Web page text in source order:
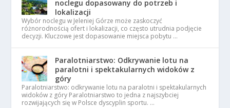
noclegu dopasowany do potrzeb i
lokalizacji
Wybór noclegu w Jeleniej Górze może zaskoczyć
różnorodnością ofert i lokalizacji, co często utrudnia podjęcie
decyzji. Kluczowe jest dopasowanie miejsca pobytu …
Paralotniarstwo: Odkrywanie lotu na
paralotni i spektakularnych widoków z
góry
Paralotniarstwo: odkrywanie lotu na paralotni i spektakularnych
widoków z góry Paralotniarstwo to jedna z najszybciej
rozwijających się w Polsce dyscyplin sportu. …